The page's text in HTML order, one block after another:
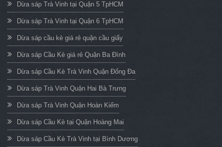
Dừa sáp Trà Vinh tại Quận 5 TpHCM
Dừa sáp Trà Vinh tại Quận 6 TpHCM
Dừa sáp cầu kè giá rẻ quận cầu giấy
Dừa sáp Cầu Kè giá rẻ Quận Ba Đình
Dừa sáp Cầu Kè Trà Vinh Quận Đống Đa
Dừa sáp Trà Vinh Quận Hai Bà Trưng
Dừa sáp Trà Vinh Quận Hoàn Kiếm
Dừa sáp Cầu Kè tại Quận Hoàng Mai
Dừa sáp Cầu Kè Trà Vinh tại Bình Dương